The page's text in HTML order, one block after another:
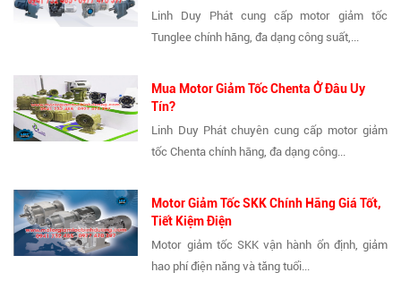
Linh Duy Phát cung cấp motor giảm tốc
Tunglee chính hãng, đa dạng công suất,...
Mua Motor Giảm Tốc Chenta Ở Đâu Uy
Tín?
Linh Duy Phát chuyên cung cấp motor giảm
tốc Chenta chính hãng, đa dạng công...
Motor Giảm Tốc SKK Chính Hãng Giá Tốt,
Tiết Kiệm Điện
Motor giảm tốc SKK vận hành ổn định, giảm
hao phí điện năng và tăng tuổi...